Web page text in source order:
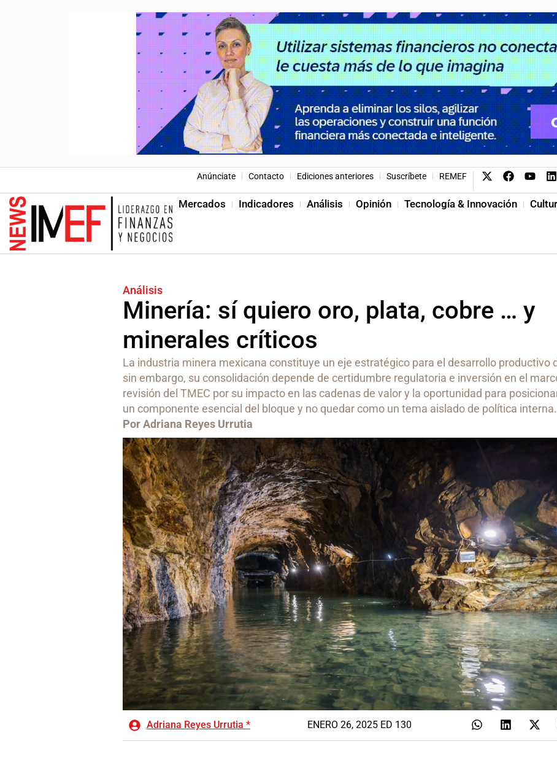
Anúnciate Contacto Ediciones anteriores Suscríbete REMEF
Mercados Indicadores Análisis Opinión Tecnología & Innovación
Análisis
Minería: sí quiero oro, plata, cobre … y
minerales críticos
La industria minera mexicana constituye un eje estratégico para el desarrollo productivo
sin embargo, su consolidación depende de certidumbre regulatoria e inversión en el
revisión del TMEC por su impacto en las cadenas de valor y la oportunidad para
un componente esencial del bloque y no quedar como un tema aislado de política interna.
Por Adriana Reyes Urrutia
Adriana Reyes Urrutia * ENERO 26, 2025 ED 130